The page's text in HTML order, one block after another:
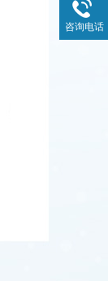
咨询电话